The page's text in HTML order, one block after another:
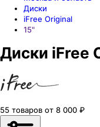
Диски
iFree Original
15"
Диски iFree
55 товаров от 8 000 ₽